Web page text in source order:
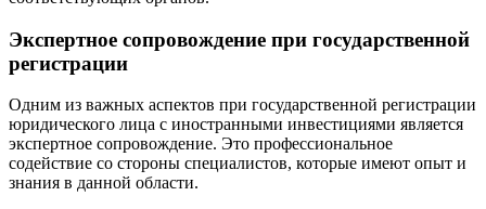
Экспертное сопровождение при государственной
регистрации
Одним из важных аспектов при государственной регистрации
юридического лица с иностранными инвестициями является
экспертное сопровождение. Это профессиональное
содействие со стороны специалистов, которые имеют опыт и
знания в данной области.